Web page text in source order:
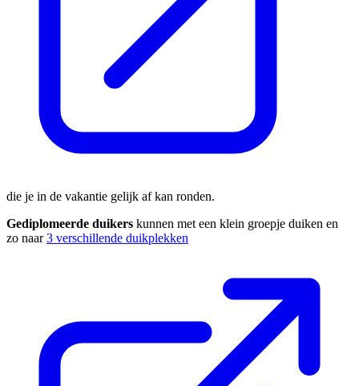
die je in de vakantie gelijk af kan ronden.
Gediplomeerde duikers kunnen met een klein groepje duiken en
zo naar3 verschillende duikplekken